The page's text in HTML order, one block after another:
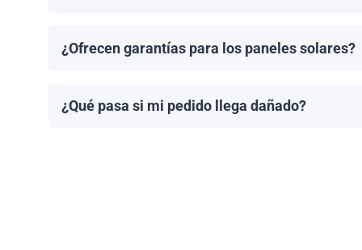
¿Ofrecen garantías para los paneles solares?
¿Qué pasa si mi pedido llega dañado?